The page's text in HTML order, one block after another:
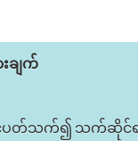
ချက်
င့်ပတ်သက်၍ သက်ဆိုင်ရ